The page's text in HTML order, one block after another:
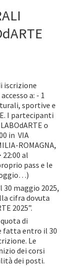
iscrizione
a: - 1
sportive e
I partecipanti
o
in VIA
ROMAGNA,
22:00 al
pass e le
maggio 2025,
cifra dovuta
2025”.
di
fatta entro il 30
Le
dei corsi
dei posti.